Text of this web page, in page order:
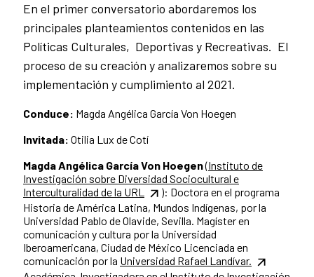
En el primer conversatorio abordaremos los
principales planteamientos contenidos en las
Políticas Culturales, Deportivas y Recreativas. El
proceso de su creación y analizaremos sobre su
implementación y cumplimiento al 2021.
Conduce: Magda Angélica García Von Hoegen
Invitada: Otilia Lux de Cotí
Magda Angélica García Von Hoegen(Instituto de
Investigación sobre Diversidad Sociocultural e
Interculturalidad de la URL
): Doctora en el programa
Historia de América Latina, Mundos Indígenas, por la
Universidad Pablo de Olavide, Sevilla. Magíster en
comunicación y cultura por la Universidad
Iberoamericana, Ciudad de México Licenciada en
comunicación por la Universidad Rafael Landívar.